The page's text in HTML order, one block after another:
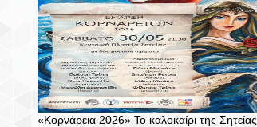
«Κορνάρεια 2026» Το καλοκαίρι της Σητείας